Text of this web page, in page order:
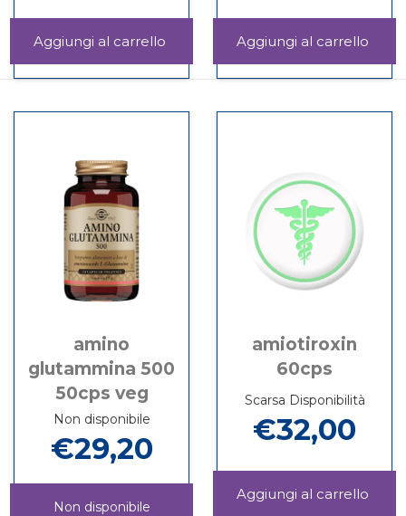
Aggiungi ACUTIL
ADVANCE
carrello
Informazioni
su ACUTIL
ADVANCE
Informazioni
su ALA600
20CPR
amino
glutammina 500
50cps veg
Non disponibile
€29,20
Non disponibile
amiotiroxin
60cps
Scarsa Disponibilità
€32,00